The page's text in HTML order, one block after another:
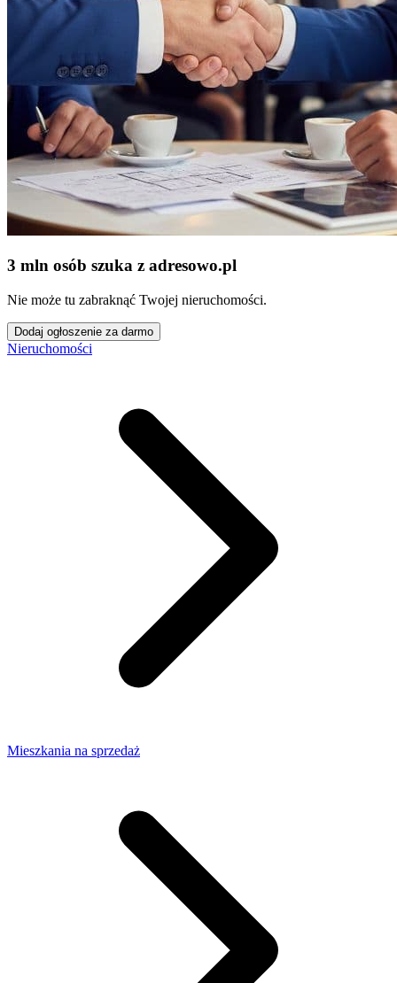
3 mln osób szuka z adresowo.pl
Nie może tu zabraknąć Twojej nieruchomości.
Dodaj ogłoszenie za darmo
Nieruchomości
Mieszkania na sprzedaż